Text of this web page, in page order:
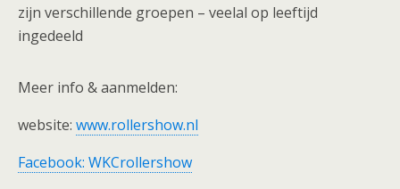
zijn verschillende groepen – veelal op leeftijd
ingedeeld
Meer info & aanmelden:
website: www.rollershow.nl
Facebook: WKCrollershow